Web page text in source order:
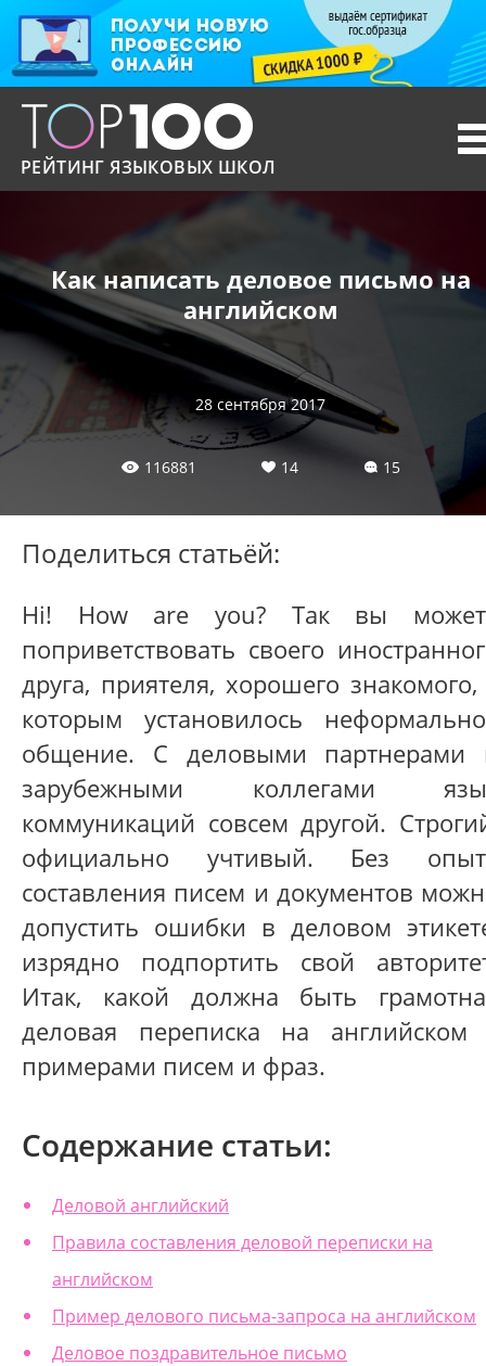
РЕЙТИНГ ЯЗЫКОВЫХ ШКОЛ
Как написать деловое письмо на
английском
28 сентября 2017
116881 14 15
Поделиться статьёй:
Hi! How are you? Так вы
поприветствовать своего
друга, приятеля, хорошего знакомого,
которым установилось
общение. С деловыми партнерами
зарубежными коллегами
коммуникаций совсем другой.
официально учтивый. Без
составления писем и документов
допустить ошибки в деловом
изрядно подпортить свой
Итак, какой должна быть
деловая переписка на английском
примерами писем и фраз.
Содержание статьи:
Деловой английский
Правила составления деловой переписки на
английском
Пример делового письма-запроса на английском
Деловое поздравительное письмо